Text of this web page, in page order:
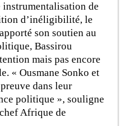
instrumentalisation de
d’inéligibilité, le
son soutien au
Bassirou
mais pas encore
« Ousmane Sonko et
dans leur
politique », souligne
Afrique de